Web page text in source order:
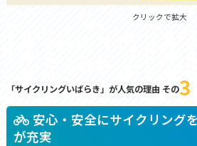
クリックで拡大
「サイクリングいばらき」が人気の理由 その3
安心・安全にサイクリング
が充実